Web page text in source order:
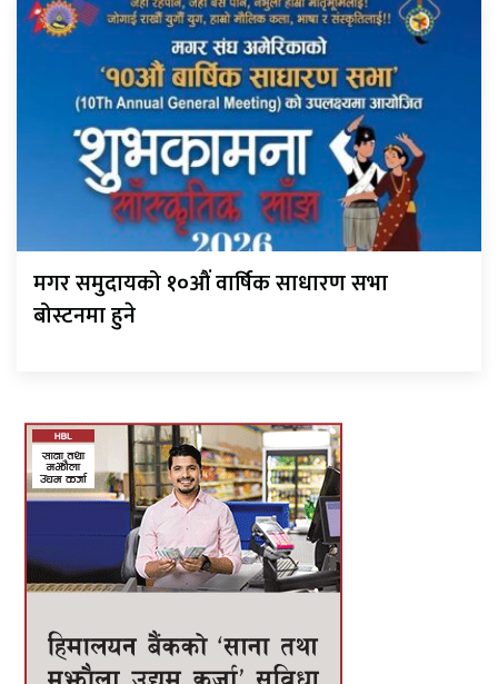
मगर समुदायको १०औं वार्षिक साधारण सभा
बोस्टनमा हुने